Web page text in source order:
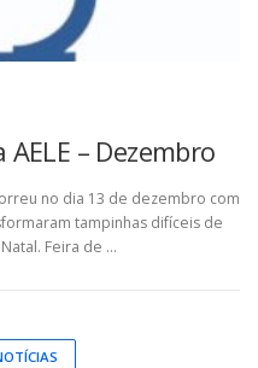
– Dezembro
no dia 13 de dezembro com
tampinhas difíceis de
Feira de …